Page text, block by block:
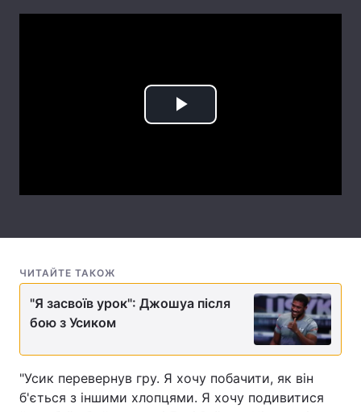
Вакансії
Тема оформлення
Play
ЧИТАЙТЕ ТАКОЖ
"Я засвоїв урок": Джошуа після
бою з Усиком
"Усик перевернув гру. Я хочу побачити, як він
б'ється з іншими хлопцями. Я хочу подивитися